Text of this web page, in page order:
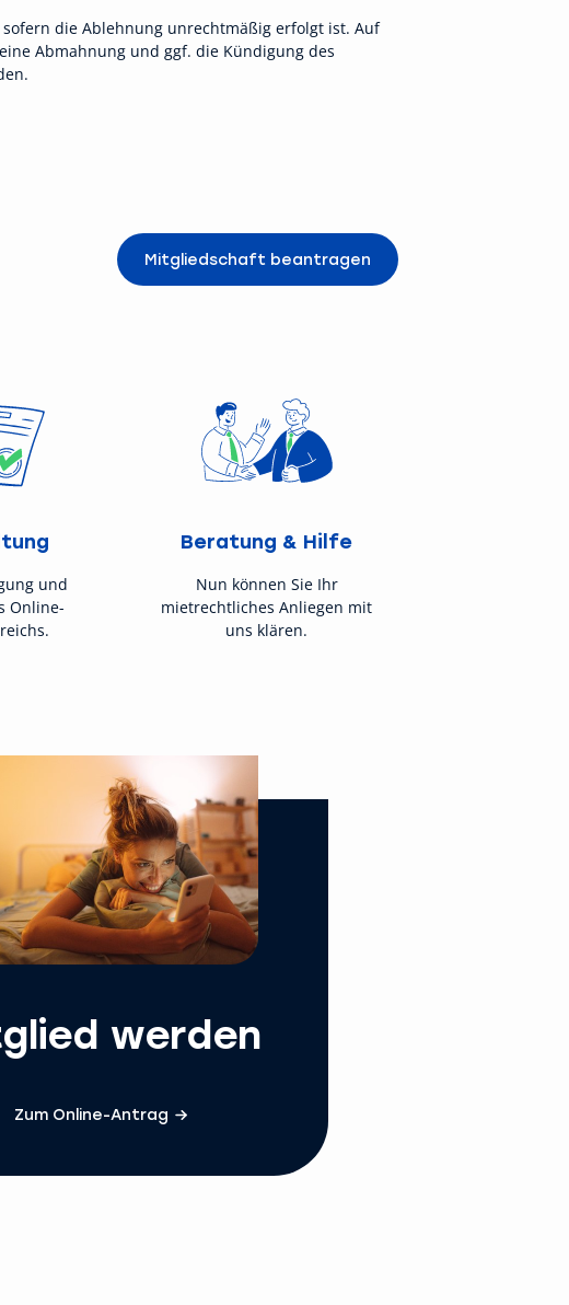
die Ablehnung unrechtmäßig erfolgt ist. Auf
Abmahnung und ggf. die Kündigung des
Mitgliedschaft beantragen
und
Online-
Beratung & Hilfe
Nun können Sie Ihr
mietrechtliches Anliegen mit
uns klären.
werden
Zum Online-Antrag